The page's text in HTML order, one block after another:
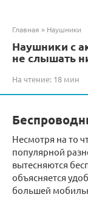
Главная » Наушники
Наушники с
не слышать
На чтение: 18 мин
Несмотря на то
популярной
вытесняются
объясняется
большей